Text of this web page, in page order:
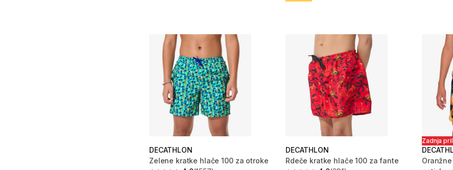
DECATHLON
Zelene kratke hlače 100 za otroke
DECATHLON
Rdeče kratke hlače 100 za fante
Zadnja